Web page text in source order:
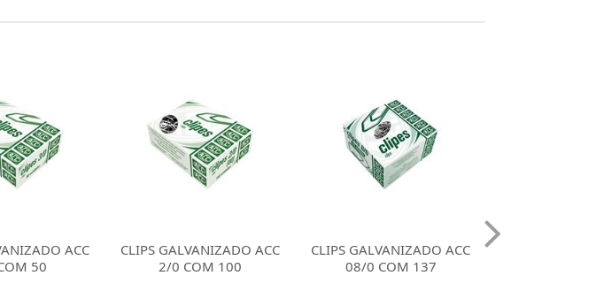
ACC
100
CLIPS GALVANIZADO ACC
08/0 COM 137
CLIPS GALVANIZADO
BACCHI 2/0 LINHA LEVE